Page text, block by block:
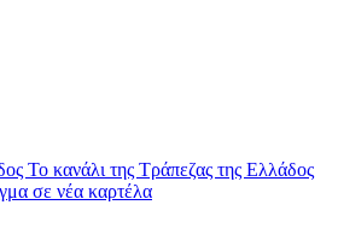
Το κανάλι της Τράπεζας της Ελλάδος
σε νέα καρτέλα